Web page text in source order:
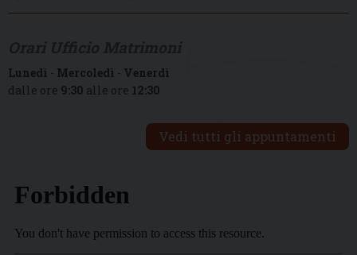
Lunedì - Mercoledì - Venerdì
dalle ore 9:30 alle ore 12:30
Vedi tutti gli appuntamenti